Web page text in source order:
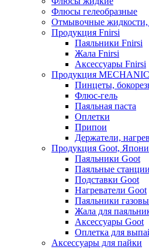
Флюсы гелеобразные
Отмывочные жидкости,
Продукция Fnirsi
Паяльники Fnirsi
Жала Fnirsi
Аксессуары Fnirsi
Продукция MECHANIC
Пинцеты,
Флюс-гель
Паяльная паста
Оплетки
Припои
Держатели,
Продукция Goot,
Паяльники Goot
Паяльные
Подставки Goot
Нагреватели Goot
Паяльники
Жала для
Аксессуары Goot
Оплетка для
Аксессуары для пайки